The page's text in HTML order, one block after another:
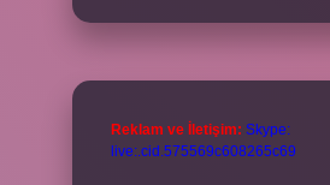
Reklam ve İletişim: Skype:
live:.cid.575569c608265c69